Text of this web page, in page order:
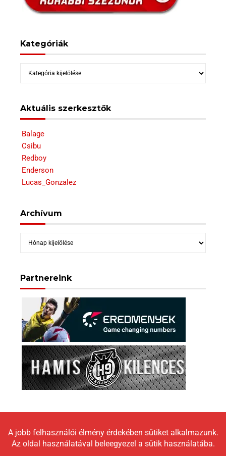
Kategóriák
Kategóriák
Aktuális szerkesztők
Balage
Csibu
Redboy
Enderson
Lucas_Gonzalez
Archívum
Archívum
Partnereink